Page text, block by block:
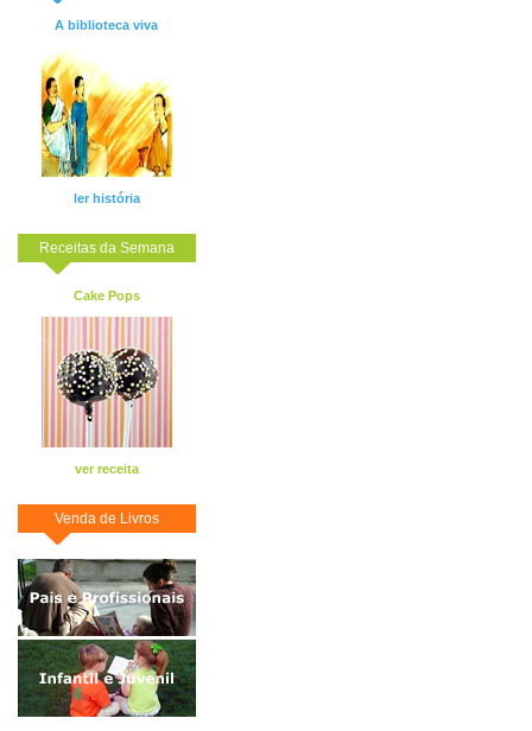
A biblioteca viva
ler história
Receitas da Semana
Cake Pops
ver receita
Venda de Livros